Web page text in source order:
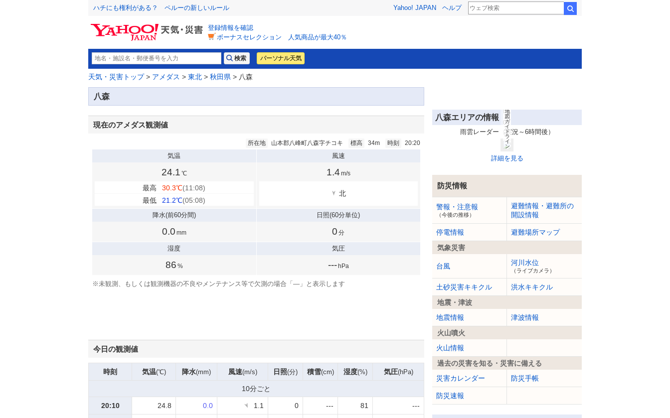
ハチにも権利がある？ ペルーの新しいルール Yahoo! JAPAN ヘルプ
登録情報を確認
ボーナスセレクション 人気商品が最大40％
パーソナル天気
天気・災害トップ> アメダス > 東北 > 秋田県 > 八森
八森
現在のアメダス観測値
所在地 山本郡八峰町八森字チコキ 標高 34m 時刻 20:20
気温
24.1 ℃
最高 30.3℃(11:08)
最低
21.2℃(05:08)
風速
1.4 m/s
北
降水(前60分間)
0.0 mm
日照(60分単位)
0 分
湿度
86 %
気圧
---hPa
※ 未観測、もしくは観測機器の不良やメンテナンス等で欠測の場合「—」と表示します
今日の観測値
時刻 気温(℃) 降水(mm) 風速(m/s) 日照(分) 積雪(cm) 湿度(%) 気圧(hPa)
10分ごと
20:10 24.8 0.0 1.1 0 --- 81 ---
八森エリアの情報
雨雲レーダー（実況～6時間後）
日
2
0:
2
5
(C
地
図
ガ
イ
ド
ラ
イ
ン
詳細を見る
防災情報
警報・注意報
（今後の推移）
避難情報・避難所の
開設情報
停電情報
避難場所マップ
気象災害
台風 河川水位
（ライブカメラ）
土砂災害キキクル
洪水キキクル
地震・津波
地震情報
津波情報
火山噴火
火山情報
過去の災害を知る・災害に備える
災害カレンダー
防災手帳
防災速報